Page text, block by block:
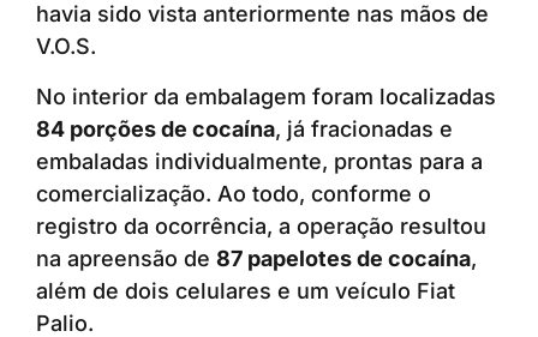
havia sido vista anteriormente nas mãos de
V.O.S.
No interior da embalagem foram localizadas
84 porções de cocaína, já fracionadas e
embaladas individualmente, prontas para a
comercialização. Ao todo, conforme o
registro da ocorrência, a operação resultou
na apreensão de 87 papelotes de cocaína,
além de dois celulares e um veículo Fiat
Palio.